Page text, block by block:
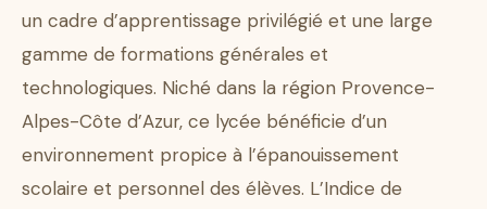
un cadre d’apprentissage privilégié et une large
gamme de formations générales et
technologiques. Niché dans la région Provence-
Alpes-Côte d’Azur, ce lycée bénéficie d’un
environnement propice à l’épanouissement
scolaire et personnel des élèves. L’Indice de